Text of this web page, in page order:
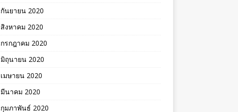
กันยายน 2020
สิงหาคม 2020
กรกฎาคม 2020
มิถุนายน 2020
เมษายน 2020
มีนาคม 2020
กุมภาพันธ์ 2020